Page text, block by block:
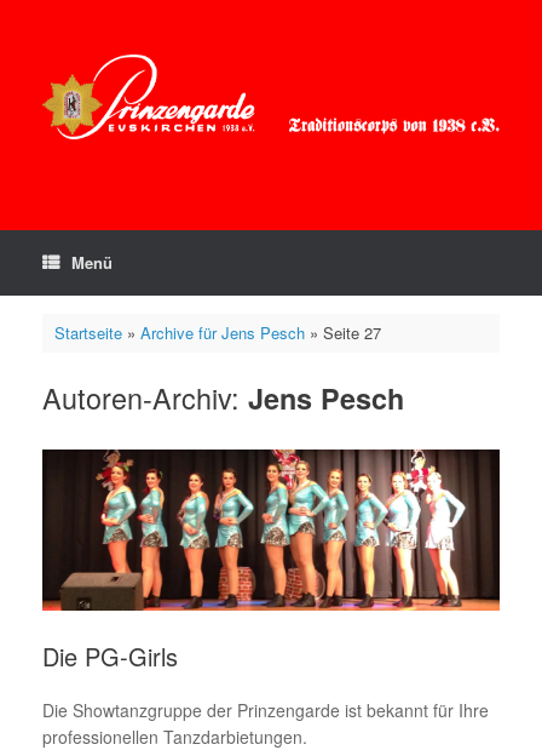
Menü
Startseite» Archive für Jens Pesch» Seite 27
Autoren-Archiv: Jens Pesch
Die PG-Girls
Die Showtanzgruppe der Prinzengarde ist bekannt für Ihre
professionellen Tanzdarbietungen.